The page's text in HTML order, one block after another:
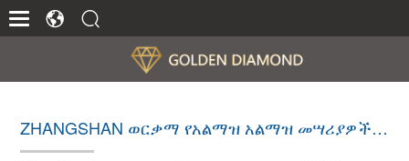
ZHANGSHAN ወርቃማ የአልማዝ አልማዝ መሣሪያዎች C
O., LTD